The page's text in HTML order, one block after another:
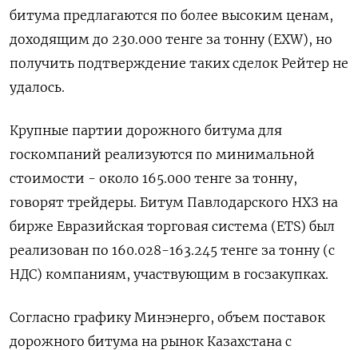
битума предлагаются по более высоким ценам,
доходящим до 230.000 ​тенге за тонну (EXW), но
получить ​подтверждение таких сделок Рейтер ​не
удалось.
Крупные ⁠партии дорожного битума для
госкомпаний реализуются по минимальной
стоимости - около ‌165.000 тенге за тонну,
говорят трейдеры. Битум Павлодарского ‌НХЗ на
бирже Евразийская торговая система (ETS) был
реализован по 160.028-163.245 тенге за тонну (с
НДС) компаниям, ​участвующим в госзакупках.
Согласно графику Минэнерго, объем поставок
дорожного битума на рынок Казахстана ‌с